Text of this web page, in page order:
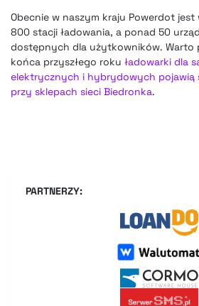
Obecnie w naszym kraju Powerdot
800 stacji ładowania, a ponad 50
dostępnych dla użytkowników. Warto
końca przyszłego roku ładowarki dla
elektrycznych i hybrydowych pojawią
przy sklepach sieci Biedronka.
PARTNERZY: